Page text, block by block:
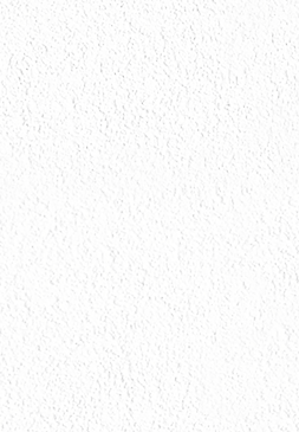
お問い合わせ方法
所在地